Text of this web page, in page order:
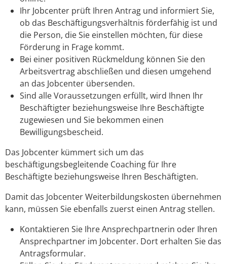
Ihr Jobcenter prüft Ihren Antrag und informiert Sie,
ob das Beschäftigungsverhältnis förderfähig ist und
die Person, die Sie einstellen möchten, für diese
Förderung in Frage kommt.
Bei einer positiven Rückmeldung können Sie den
Arbeitsvertrag abschließen und diesen umgehend
an das Jobcenter übersenden.
Sind alle Voraussetzungen erfüllt, wird Ihnen Ihr
Beschäftigter beziehungsweise Ihre Beschäftigte
zugewiesen und Sie bekommen einen
Bewilligungsbescheid.
Das Jobcenter kümmert sich um das
beschäftigungsbegleitende Coaching für Ihre
Beschäftigte beziehungsweise Ihren Beschäftigten.
Damit das Jobcenter Weiterbildungskosten übernehmen
kann, müssen Sie ebenfalls zuerst einen Antrag stellen.
Kontaktieren Sie Ihre Ansprechpartnerin oder Ihren
Ansprechpartner im Jobcenter. Dort erhalten Sie das
Antragsformular.